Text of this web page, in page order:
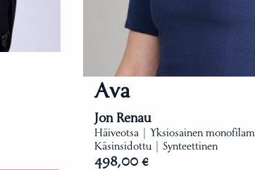
Ava
Jon Renau
Häiveotsa | Yksiosainen
Käsinsidottu | Synteettinen
498,00 €